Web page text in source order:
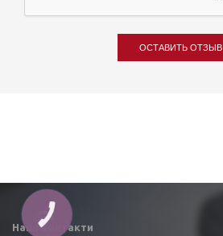
ОСТАВИТЬ ОТЗЫВ
Наші контакти